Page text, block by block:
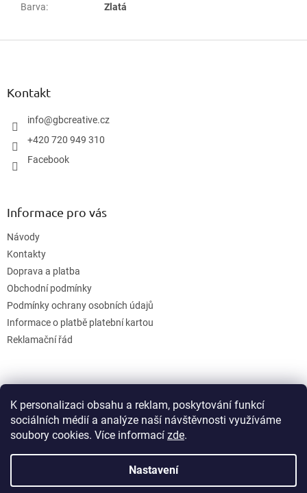
K personalizaci obsahu a reklam, poskytování funkcí
sociálních médií a analýze naší návštěvnosti využíváme
soubory cookies. Více informací zde.
Nastavení
Barva: Zlatá
Z
Kontakt
info@gbcreative.cz
+420 720 949 310
Facebook
Informace pro vás
Návody
Kontakty
Doprava a platba
Obchodní podmínky
Podmínky ochrany osobních údajů
Informace o platbě platební kartou
Reklamační řád